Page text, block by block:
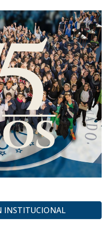
INSTITUCIONAL